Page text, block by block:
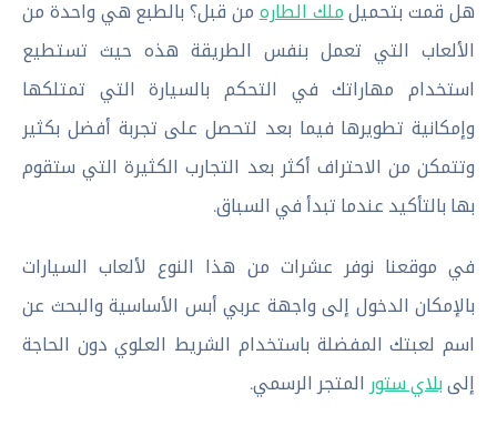
هل قمت بتحميل ملك الطاره من قبل؟ بالطبع هي واحدة من
الألعاب التي تعمل بنفس الطريقة هذه حيث تستطيع
استخدام مهاراتك في التحكم بالسيارة التي تمتلكها
وإمكانية تطويرها فيما بعد لتحصل على تجربة أفضل بكثير
وتتمكن من الاحتراف أكثر بعد التجارب الكثيرة التي ستقوم
بها بالتأكيد عندما تبدأ في السباق.
في موقعنا نوفر عشرات من هذا النوع لألعاب السيارات
بالإمكان الدخول إلى واجهة عربي أبس الأساسية والبحث عن
اسم لعبتك المفضلة باستخدام الشريط العلوي دون الحاجة
إلى بلاي ستور المتجر الرسمي.